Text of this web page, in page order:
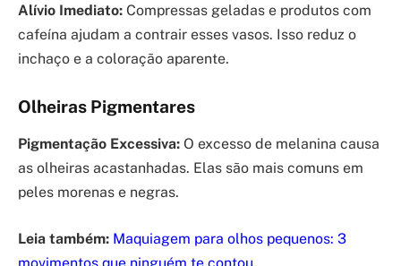
Alívio Imediato: Compressas geladas e produtos com
cafeína ajudam a contrair esses vasos. Isso reduz o
inchaço e a coloração aparente.
Olheiras Pigmentares
Pigmentação Excessiva: O excesso de melanina causa
as olheiras acastanhadas. Elas são mais comuns em
peles morenas e negras.
Leia também: Maquiagem para olhos pequenos: 3
movimentos que ninguém te contou